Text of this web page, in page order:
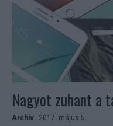
Nagyot zuhant a
Archív 2017. május 5.